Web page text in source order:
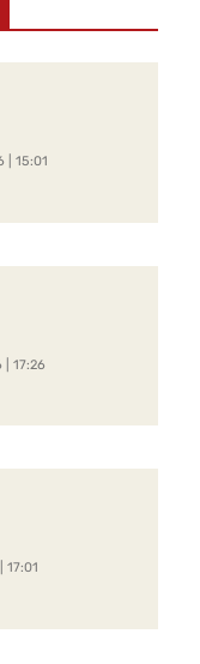
| 15:01
17:26
17:01